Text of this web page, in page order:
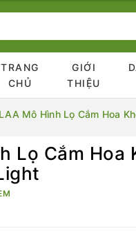
Bạn
TRANG
CHỦ
GIỚI
THIỆU
Mô Hình Lọ Cắm Hoa
Lọ Cắm